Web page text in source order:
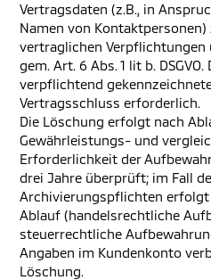
Vertragsdaten (z.B., in
Namen von
vertraglichen Verpflichtungen
gem. Art. 6 Abs. 1 lit b.
verpflichtend
Vertragsschluss erforderlich.
Die Löschung erfolgt nach
Gewährleistungs- und
Erforderlichkeit der
drei Jahre überprüft; im Fall
Archivierungspflichten erfolgt
Ablauf (handelsrechtliche
steuerrechtliche
Angaben im Kundenkonto
Löschung.